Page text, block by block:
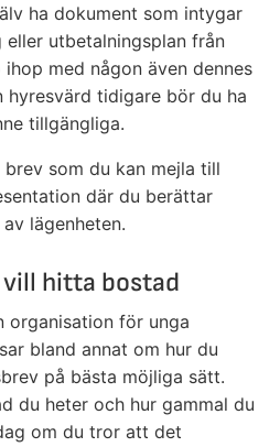
ha dokument som intygar
utbetalningsplan från
med någon även dennes
hyresvärd tidigare bör du ha
tillgängliga.
som du kan mejla till
där du berättar
lägenheten.
hitta bostad
organisation för unga
bland annat om hur du
på bästa möjliga sätt.
du heter och hur gammal du
om du tror att det